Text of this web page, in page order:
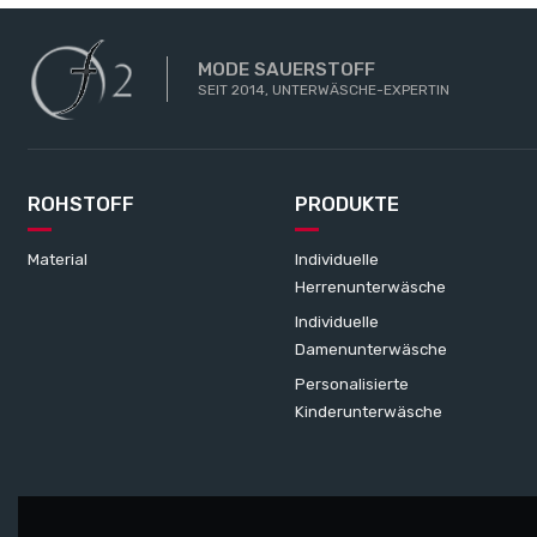
MODE SAUERSTOFF
SEIT 2014, UNTERWÄSCHE-EXPERTIN
ROHSTOFF
Material
PRODUKTE
Individuelle
Herrenunterwäsche
Individuelle
Damenunterwäsche
Personalisierte
Kinderunterwäsche